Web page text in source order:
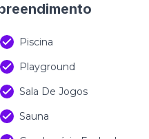
Piscina
Playground
Sala De Jogos
Sauna